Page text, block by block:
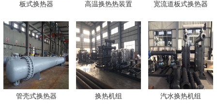
板式换热器 高温换热热装置 宽流道板式换热器
管壳式换热器 换热机组 汽水换热机组